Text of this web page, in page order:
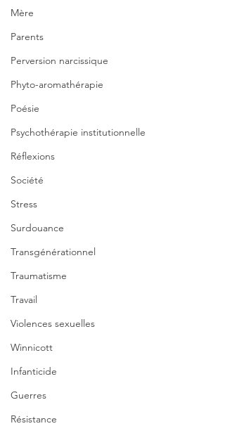
Mère
Parents
Perversion narcissique
Phyto-aromathérapie
Poésie
Psychothérapie institutionnelle
Réflexions
Société
Stress
Surdouance
Transgénérationnel
Traumatisme
Travail
Violences sexuelles
Winnicott
Infanticide
Guerres
Résistance